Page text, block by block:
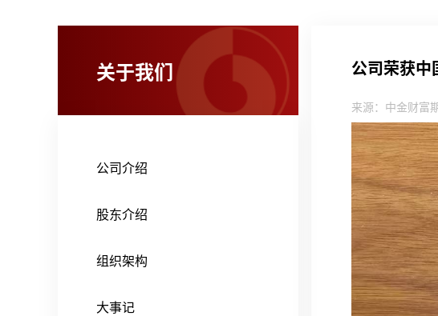
关于我们
公司介绍
股东介绍
组织架构
大事记
公司荣获
来源：中金财富